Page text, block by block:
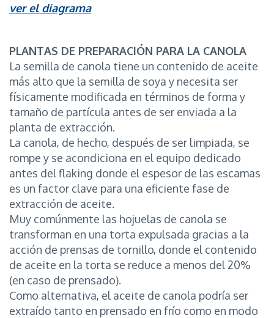
ver el diagrama
PLANTAS DE PREPARACIÓN PARA LA CANOLA
La semilla de canola tiene un contenido de aceite
más alto que la semilla de soya y necesita ser
físicamente modificada en términos de forma y
tamaño de partícula antes de ser enviada a la
planta de extracción.
La canola, de hecho, después de ser limpiada, se
rompe y se acondiciona en el equipo dedicado
antes del flaking donde el espesor de las escamas
es un factor clave para una eficiente fase de
extracción de aceite.
Muy comúnmente las hojuelas de canola se
transforman en una torta expulsada gracias a la
acción de prensas de tornillo, donde el contenido
de aceite en la torta se reduce a menos del 20%
(en caso de prensado).
Como alternativa, el aceite de canola podría ser
extraído tanto en prensado en frío como en modo